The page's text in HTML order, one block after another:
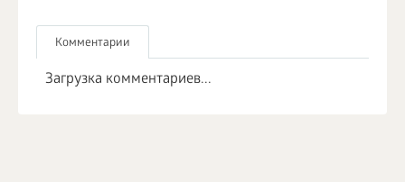
Комментарии
Загрузка комментариев...